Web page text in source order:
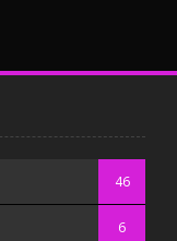
46
6